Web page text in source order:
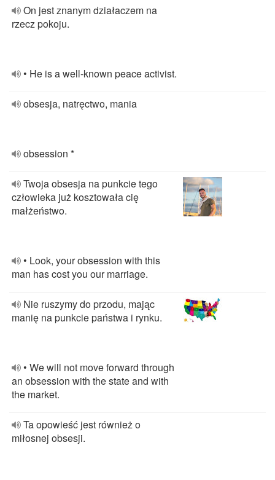
On jest znanym działaczem na
rzecz pokoju.
• He is a well-known peace activist.
obsesja, natręctwo, mania
obsession *
Twoja obsesja na punkcie tego
człowieka już kosztowała cię
małżeństwo.
• Look, your obsession with this
man has cost you our marriage.
Nie ruszymy do przodu, mając
manię na punkcie państwa i rynku.
• We will not move forward through
an obsession with the state and with
the market.
Ta opowieść jest również o
miłosnej obsesji.